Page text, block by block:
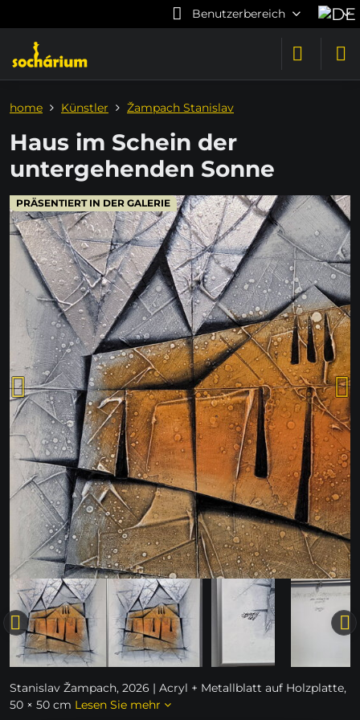
Benutzerbereich
PRÄSENTIERT IN DER GALERIE
home Künstler Žampach Stanislav
Haus im Schein der
untergehenden Sonne
Stanislav Žampach, 2026 | Acryl + Metallblatt auf Holzplatte,
50 × 50 cm Lesen Sie mehr